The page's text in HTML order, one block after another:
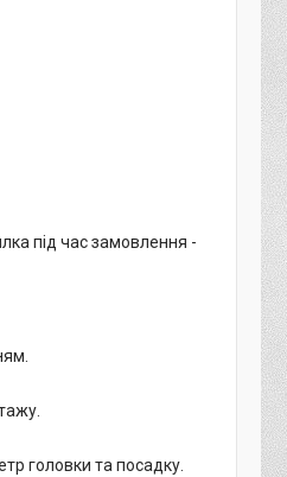
під час замовлення -
головки та посадку.